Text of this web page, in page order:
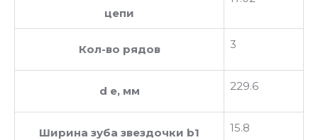
цепи
Кол-во рядов 3
d e, мм 229.6
Ширина зуба звездочки b1 15.8